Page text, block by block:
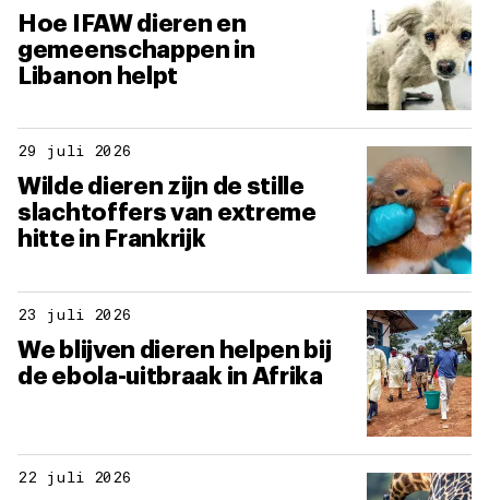
Hoe IFAW dieren en
gemeenschappen in
Libanon helpt
29 juli 2026
Wilde dieren zijn de stille
slachtoffers van extreme
hitte in Frankrijk
23 juli 2026
We blijven dieren helpen bij
de ebola-uitbraak in Afrika
22 juli 2026